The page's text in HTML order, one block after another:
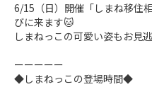
6/15（日）開催「しまね移住
びに来ます🐱
しまねっこの可愛い姿もお見
ーーーーー
◆しまねっこの登場時間◆